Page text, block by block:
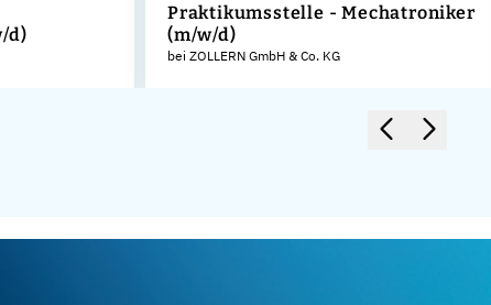
d)
Praktikumsstelle - Mechatroniker
(m/w/d)
bei ZOLLERN GmbH & Co. KG